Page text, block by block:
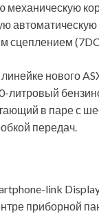
механическую
автоматическую
сцеплением
нового
литровый
в паре с
передач.
link
приборной